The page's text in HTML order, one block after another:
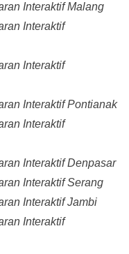
Interaktif Malang
Interaktif
Interaktif
Interaktif Pontianak
Interaktif
Interaktif Denpasar
Interaktif Serang
Interaktif Jambi
Interaktif